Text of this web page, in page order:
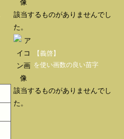
該当するものがありませんでし
た。
【義啓】
を使い画数の良い苗字
該当するものがありませんでし
た。